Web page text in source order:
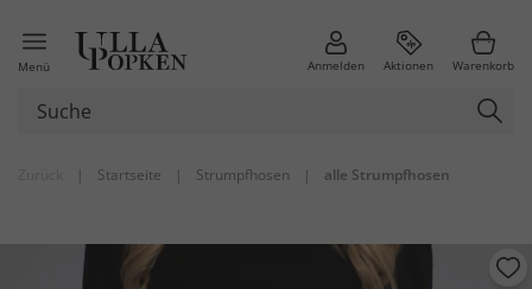
Menü Anmelden Aktionen Warenkorb
| Startseite | Strumpfhosen | alle Strumpfhosen